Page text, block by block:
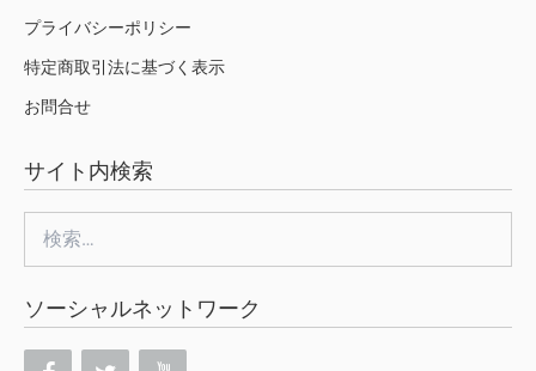
プライバシーポリシー
特定商取引法に基づく表示
お問合せ
サイト内検索
索:
ソーシャルネットワーク